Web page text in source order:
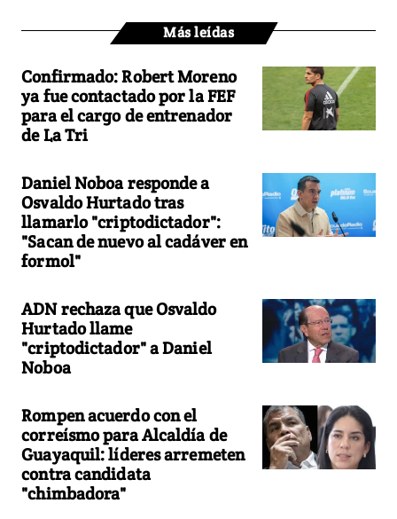
Más leídas
Confirmado: Robert Moreno
ya fue contactado por la FEF
para el cargo de entrenador
de La Tri
Daniel Noboa responde a
Osvaldo Hurtado tras
llamarlo "criptodictador":
"Sacan de nuevo al cadáver en
formol"
ADN rechaza que Osvaldo
Hurtado llame
"criptodictador" a Daniel
Noboa
Rompen acuerdo con el
correísmo para Alcaldía de
Guayaquil: líderes arremeten
contra candidata
"chimbadora"